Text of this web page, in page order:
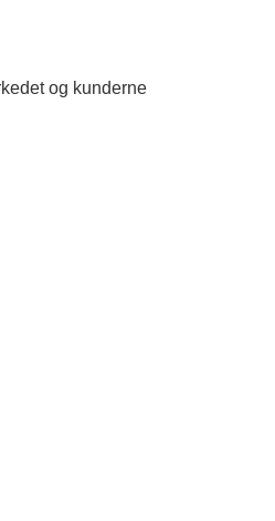
og kunderne